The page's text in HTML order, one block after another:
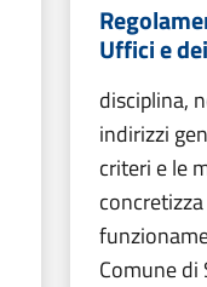
Uffici e
disciplina,
indirizzi
criteri e le
Comune di